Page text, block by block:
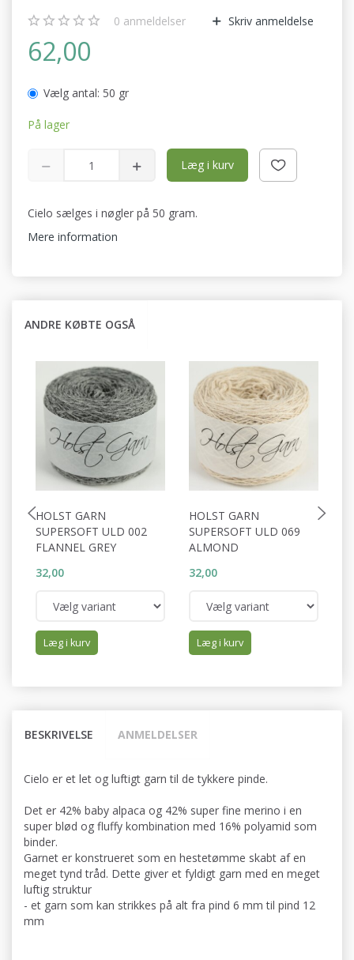
0 anmeldelser Skriv anmeldelse
62,00
Vælg antal: 50 gr
På lager
Læg i kurv
Cielo sælges i nøgler på 50 gram.
Mere information
ANDRE KØBTE OGSÅ
HOLST GARN
SUPERSOFT ULD 002
FLANNEL GREY
32,00
Læg i kurv
HOLST GARN
SUPERSOFT ULD 069
ALMOND
32,00
Læg i kurv
BESKRIVELSE ANMELDELSER
Cielo er et let og luftigt garn til de tykkere pinde.
Det er 42% baby alpaca og 42% super fine merino i en
super blød og fluffy kombination med 16% polyamid som
binder.
Garnet er konstrueret som en hestetømme skabt af en
meget tynd tråd. Dette giver et fyldigt garn med en meget
luftig struktur
- et garn som kan strikkes på alt fra pind 6 mm til pind 12
mm